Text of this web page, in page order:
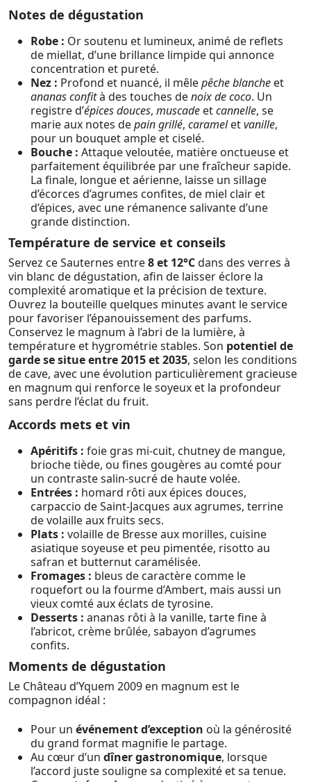
Notes de dégustation
Robe : Or soutenu et lumineux, animé de reflets
de miellat, d’une brillance limpide qui annonce
concentration et pureté.
Nez : Profond et nuancé, il mêlepêche blanche et
ananas confità des touches denoix de coco. Un
registre d’épices douces, muscade etcannelle, se
marie aux notes depain grillé, carameletvanille,
pour un bouquet ample et ciselé.
Bouche : Attaque veloutée, matière onctueuse et
parfaitement équilibrée par une fraîcheur sapide.
La finale, longue et aérienne, laisse un sillage
d’écorces d’agrumes confites, de miel clair et
d’épices, avec une rémanence salivante d’une
grande distinction.
Température de service et conseils
Servez ce Sauternes entre8 et 12°Cdans des verres à
vin blanc de dégustation, afin de laisser éclore la
complexité aromatique et la précision de texture.
Ouvrez la bouteille quelques minutes avant le service
pour favoriser l’épanouissement des parfums.
Conservez le magnum à l’abri de la lumière, à
température et hygrométrie stables. Son potentiel de
garde se situe entre 2015 et 2035, selon les conditions
de cave, avec une évolution particulièrement gracieuse
en magnum qui renforce le soyeux et la profondeur
sans perdre l’éclat du fruit.
Accords mets et vin
Apéritifs : foie gras mi-cuit, chutney de mangue,
brioche tiède, ou fines gougères au comté pour
un contraste salin-sucré de haute volée.
Entrées : homard rôti aux épices douces,
carpaccio de Saint-Jacques aux agrumes, terrine
de volaille aux fruits secs.
Plats : volaille de Bresse aux morilles, cuisine
asiatique soyeuse et peu pimentée, risotto au
safran et butternut caramélisée.
Fromages : bleus de caractère comme le
roquefort ou la fourme d’Ambert, mais aussi un
vieux comté aux éclats de tyrosine.
Desserts : ananas rôti à la vanille, tarte fine à
l’abricot, crème brûlée, sabayon d’agrumes
confits.
Moments de dégustation
Le Château d’Yquem 2009 en magnum est le
compagnon idéal :
Pour un événement d’exception où la générosité
du grand format magnifie le partage.
Au cœur d’un dîner gastronomique, lorsque
l’accord juste souligne sa complexité et sa tenue.